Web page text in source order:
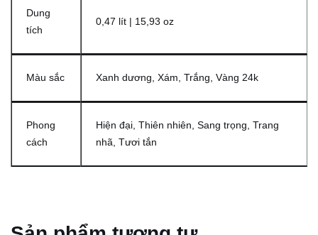
Dung
tích
0,47 lít | 15,93 oz
Màu sắc Xanh dương, Xám, Trắng, Vàng 24k
Phong
cách
Hiện đại, Thiên nhiên, Sang trọng, Trang
nhã, Tươi tắn